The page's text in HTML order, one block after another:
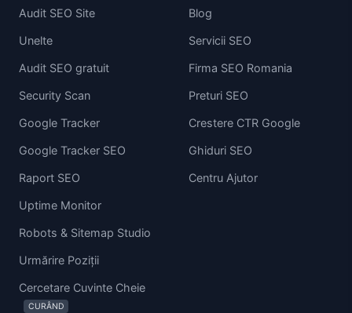
Audit SEO Site
Unelte
Audit SEO gratuit
Security Scan
Google Tracker
Google Tracker SEO
Raport SEO
Uptime Monitor
Robots & Sitemap Studio
Urmărire Poziții
Cercetare Cuvinte Cheie
CURÂND
Blog
Servicii SEO
Firma SEO Romania
Preturi SEO
Crestere CTR Google
Ghiduri SEO
Centru Ajutor